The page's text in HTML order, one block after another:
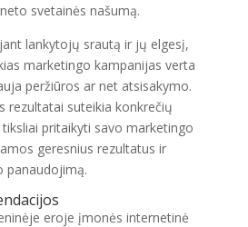
svetainės našumą.
lankytojų srautą ir jų elgesį,
marketingo kampanijas verta
peržiūros ar net atsisakymo.
rezultatai suteikia konkrečių
pritaikyti savo marketingo
geresnius rezultatus ir
panaudojimą.
eroje įmonės internetinė